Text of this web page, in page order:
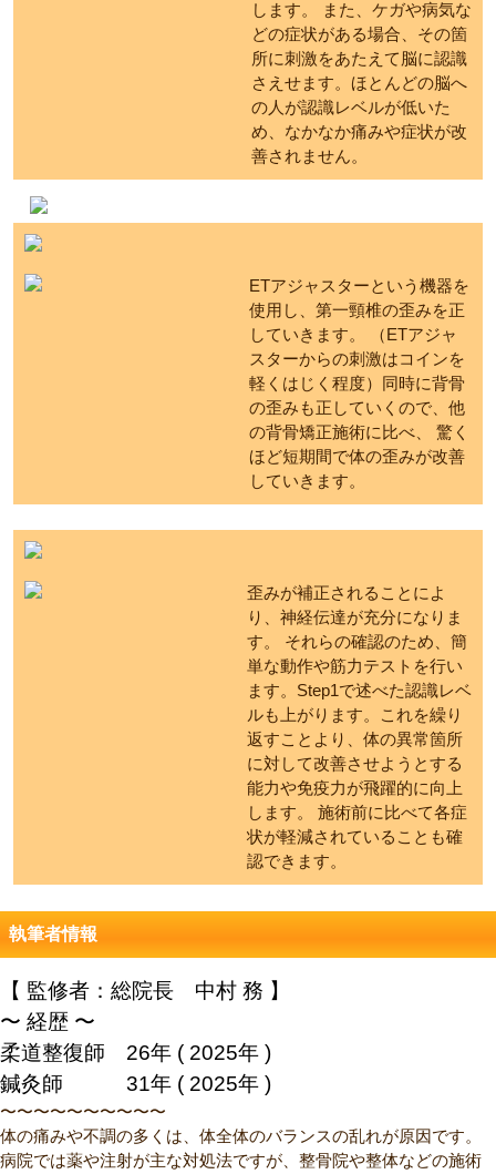
します。 また、ケガや病気な
どの症状がある場合、その箇
所に刺激をあたえて脳に認識
さえせます。ほとんどの脳へ
の人が認識レベルが低いた
め、なかなか痛みや症状が改
善されません。
ETアジャスターという機器を
使用し、第一頸椎の歪みを正
していきます。 （ETアジャ
スターからの刺激はコインを
軽くはじく程度）同時に背骨
の歪みも正していくので、他
の背骨矯正施術に比べ、 驚く
ほど短期間で体の歪みが改善
していきます。
歪みが補正されることによ
り、神経伝達が充分になりま
す。 それらの確認のため、簡
単な動作や筋力テストを行い
ます。Step1で述べた認識レベ
ルも上がります。これを繰り
返すことより、体の異常箇所
に対して改善させようとする
能力や免疫力が飛躍的に向上
します。 施術前に比べて各症
状が軽減されていることも確
認できます。
執筆者情報
【 監修者：総院長 中村 務 】
〜 経歴 〜
柔道整復師 26年 ( 2025年 )
鍼灸師 31年 ( 2025年 )
〜〜〜〜〜〜〜〜〜〜
体の痛みや不調の多くは、体全体のバランスの乱れが原因です。
病院では薬や注射が主な対処法ですが、整骨院や整体などの施術